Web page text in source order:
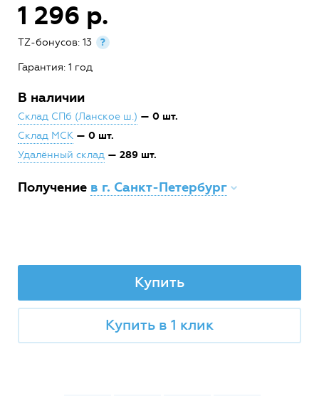
1 296 р.
TZ-бонусов: 13 ?
Гарантия: 1 год
В наличии
Склад СПб (Ланское ш.) — 0 шт.
Склад МСК — 0 шт.
Удалённый склад — 289 шт.
Получение в г. Санкт-Петербург
Купить
Купить в 1 клик